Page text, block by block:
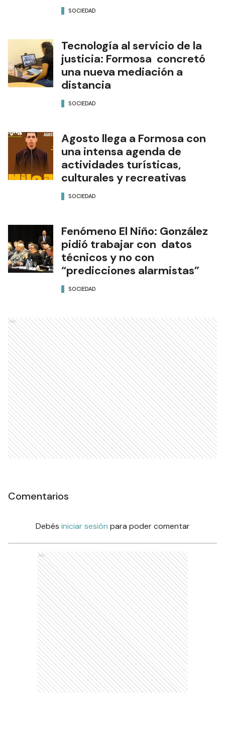
SOCIEDAD
Tecnología al servicio de la
justicia: Formosa concretó
una nueva mediación a
distancia
SOCIEDAD
Agosto llega a Formosa con
una intensa agenda de
actividades turísticas,
culturales y recreativas
SOCIEDAD
Fenómeno El Niño: González
pidió trabajar con datos
técnicos y no con
“predicciones alarmistas”
SOCIEDAD
Ads
Comentarios
Debés iniciar sesión para poder comentar
Ads